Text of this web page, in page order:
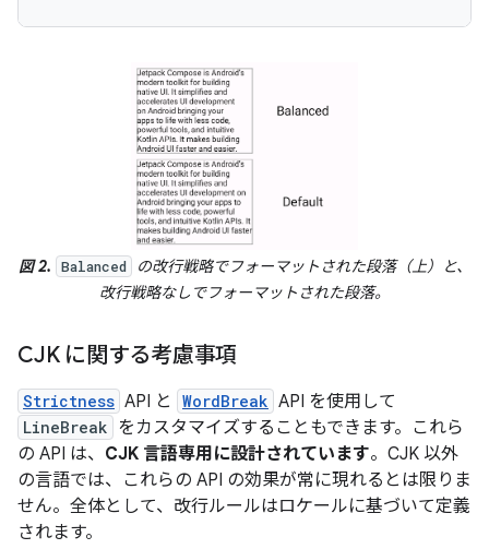
図 2. Balanced
の改行戦略でフォーマットされた段落（上）と、
改行戦略なしでフォーマットされた段落。
CJK に関する考慮事項
Strictness API と WordBreak API を使用して
LineBreak をカスタマイズすることもできます。これら
の API は、 CJK 言語専用に設計されています。CJK 以外
の言語では、これらの API の効果が常に現れるとは限りま
せん。全体として、改行ルールはロケールに基づいて定義
されます。